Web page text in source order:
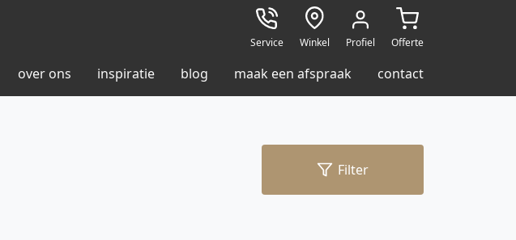
Service Winkel Profiel Offerte
over ons inspiratie blog maak een afspraak contact
Filter